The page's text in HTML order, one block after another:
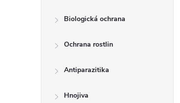
Biologická ochrana
Ochrana rostlin
Antiparazitika
Hnojiva